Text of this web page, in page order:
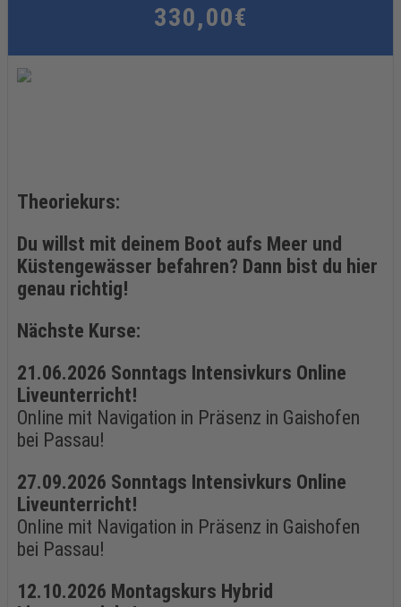
330,00€
Theoriekurs:
Du willst mit deinem Boot aufs Meer und
Küstengewässer befahren? Dann bist du hier
genau richtig!
Nächste Kurse:
21.06.2026 Sonntags Intensivkurs Online
Liveunterricht!
Online mit Navigation in Präsenz in Gaishofen
bei Passau!
27.09.2026 Sonntags Intensivkurs Online
Liveunterricht!
Online mit Navigation in Präsenz in Gaishofen
bei Passau!
12.10.2026 Montagskurs Hybrid